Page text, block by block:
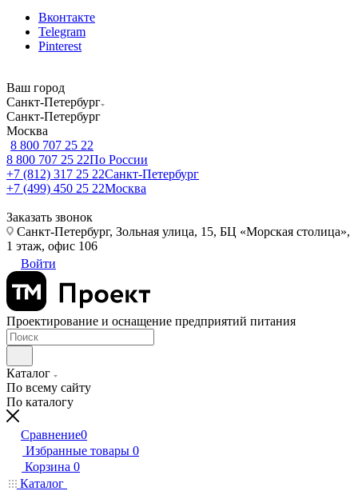
Вконтакте
Telegram
Pinterest
Ваш город
Санкт-Петербург
Санкт-Петербург
Москва
8 800 707 25 22
8 800 707 25 22По России
+7 (812) 317 25 22Санкт-Петербург
+7 (499) 450 25 22Москва
Заказать звонок
Санкт-Петербург, Зольная улица, 15, БЦ «Морская столица»,
1 этаж, офис 106
Войти
Проектирование и оснащение предприятий питания
Каталог
По всему сайту
По каталогу
Сравнение0
Избранные товары 0
Корзина 0
Каталог